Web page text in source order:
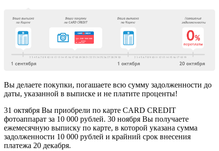
Вы делаете покупки, погашаете всю сумму задолженности до
даты, указанной в выписке и не платите проценты!
31 октября Вы приобрели по карте CARD CREDIT
фотоаппарат за 10 000 рублей. 30 ноября Вы получаете
ежемесячную выписку по карте, в которой указана сумма
задолженности 10 000 рублей и крайний срок внесения
платежа 20 декабря.